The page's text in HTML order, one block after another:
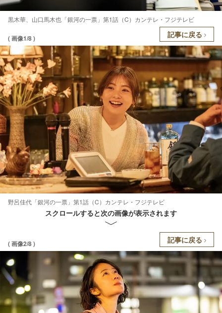
黒木華、山口馬木也「銀河の一票」第1話（C）カンテレ・フジテレビ
( 画像1/8 ) 記事に戻る
野呂佳代「銀河の一票」第1話（C）カンテレ・フジテレビ
スクロールすると次の画像が表示されます
( 画像2/8 ) 記事に戻る